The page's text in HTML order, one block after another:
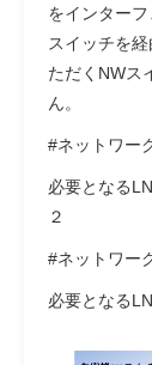
をインター
スイッチを
ただくNWス
ん。
#ネットワー
必要となる
２
#ネットワー
必要となる